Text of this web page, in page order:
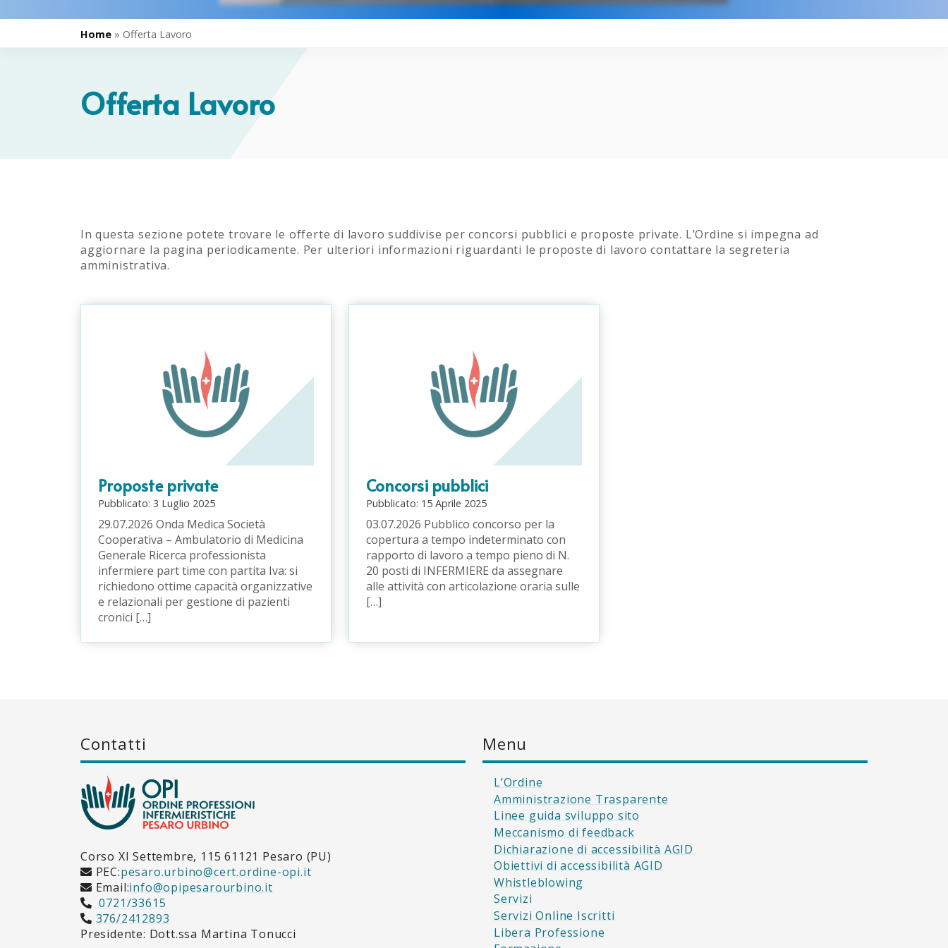
Home » Offerta Lavoro
Offerta Lavoro
In questa sezione potete trovare le offerte di lavoro suddivise per concorsi pubblici e proposte private. L’Ordine si impegna ad
aggiornare la pagina periodicamente. Per ulteriori informazioni riguardanti le proposte di lavoro contattare la segreteria
amministrativa.
Proposte private
Pubblicato: 3 Luglio 2025
29.07.2026 Onda Medica Società
Cooperativa – Ambulatorio di Medicina
Generale Ricerca professionista
infermiere part time con partita Iva: si
richiedono ottime capacità organizzative
e relazionali per gestione di pazienti
cronici […]
Concorsi pubblici
Pubblicato: 15 Aprile 2025
03.07.2026 Pubblico concorso per la
copertura a tempo indeterminato con
rapporto di lavoro a tempo pieno di N.
20 posti di INFERMIERE da assegnare
alle attività con articolazione oraria sulle
[…]
Contatti
Corso XI Settembre, 115 61121 Pesaro (PU)
PEC:pesaro.urbino@cert.ordine-opi.it
Email:info@opipesarourbino.it
0721/33615
376/2412893
Presidente: Dott.ssa Martina Tonucci
Menu
L’Ordine
Amministrazione Trasparente
Linee guida sviluppo sito
Meccanismo di feedback
Dichiarazione di accessibilità AGID
Obiettivi di accessibilità AGID
Whistleblowing
Servizi
Servizi Online Iscritti
Libera Professione